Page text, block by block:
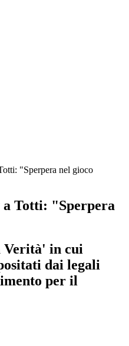
"Sperpera nel gioco
a Totti: "Sperpera
Verità' in cui
dai legali
per il